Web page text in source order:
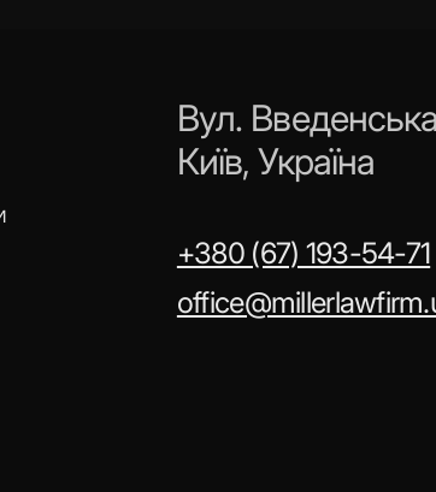
Вул.
Київ, Україна
+380 (67) 193-54-71